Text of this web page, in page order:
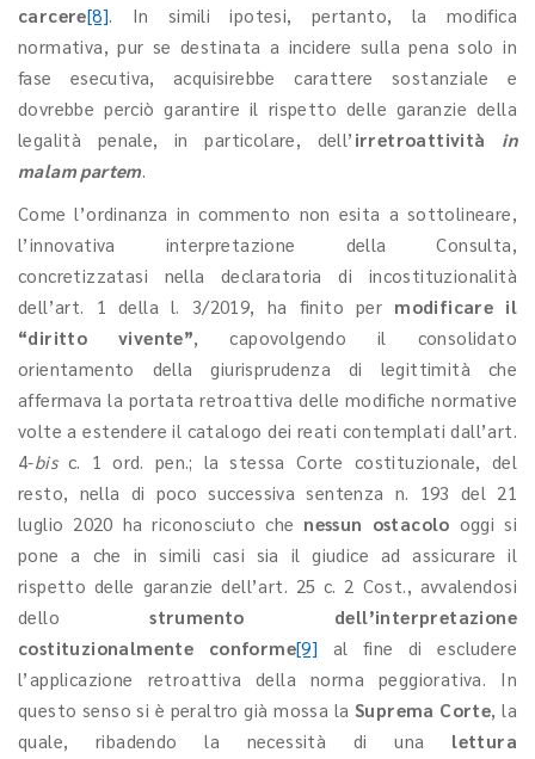
carcere[8]. In simili ipotesi, pertanto, la modifica
normativa, pur se destinata a incidere sulla pena solo in
fase esecutiva, acquisirebbe carattere sostanziale e
dovrebbe perciò garantire il rispetto delle garanzie della
legalità penale, in particolare, dell’ irretroattività in
malam partem.
Come l’ordinanza in commento non esita a sottolineare,
l’innovativa interpretazione della Consulta,
concretizzatasi nella declaratoria di incostituzionalità
dell’art. 1 della l. 3/2019, ha finito per modificare il
“diritto vivente”, capovolgendo il consolidato
orientamento della giurisprudenza di legittimità che
affermava la portata retroattiva delle modifiche normative
volte a estendere il catalogo dei reati contemplati dall’art.
4-bisc. 1 ord. pen.; la stessa Corte costituzionale, del
resto, nella di poco successiva sentenza n. 193 del 21
luglio 2020 ha riconosciuto che nessun ostacolo oggi si
pone a che in simili casi
sia il giudice ad assicurare il
rispetto delle garanzie dell’art. 25 c. 2 Cost., avvalendosi
dellostrumento dell’interpretazione
costituzionalmente conforme[9] al fine di escludere
l’applicazione retroattiva della norma peggiorativa. In
questo senso si è peraltro già mossa la Suprema Corte, la
quale, ribadendo la necessità di una lettura